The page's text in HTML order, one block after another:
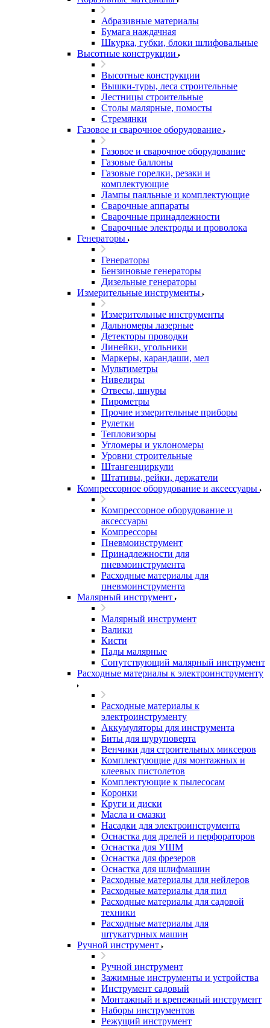
Абразивные материалы
Бумага наждачная
Шкурка, губки, блоки шлифовальные
Высотные конструкции
Высотные конструкции
Вышки-туры, леса строительные
Лестницы строительные
Столы малярные, помосты
Стремянки
Газовое и сварочное оборудование
Газовое и сварочное оборудование
Газовые баллоны
Газовые горелки, резаки и
комплектующие
Лампы паяльные и комплектующие
Сварочные аппараты
Сварочные принадлежности
Сварочные электроды и проволока
Генераторы
Генераторы
Бензиновые генераторы
Дизельные генераторы
Измерительные инструменты
Измерительные инструменты
Дальномеры лазерные
Детекторы проводки
Линейки, угольники
Маркеры, карандаши, мел
Мультиметры
Нивелиры
Отвесы, шнуры
Пирометры
Прочие измерительные приборы
Рулетки
Тепловизоры
Угломеры и уклономеры
Уровни строительные
Штангенциркули
Штативы, рейки, держатели
Компрессорное оборудование и аксессуары
Компрессорное оборудование и
аксессуары
Компрессоры
Пневмоинструмент
Принадлежности для
пневмоинструмента
Расходные материалы для
пневмоинструмента
Малярный инструмент
Малярный инструмент
Валики
Кисти
Пады малярные
Сопутствующий малярный инструмент
Расходные материалы к электроинструменту
Расходные материалы к
электроинструменту
Аккумуляторы для инструмента
Биты для шуруповерта
Венчики для строительных миксеров
Комплектующие для монтажных и
клеевых пистолетов
Комплектующие к пылесосам
Коронки
Круги и диски
Масла и смазки
Насадки для электроинструмента
Оснастка для дрелей и перфораторов
Оснастка для УШМ
Оснастка для фрезеров
Оснастка для шлифмашин
Расходные материалы для нейлеров
Расходные материалы для пил
Расходные материалы для садовой
техники
Расходные материалы для
штукатурных машин
Ручной инструмент
Ручной инструмент
Зажимные инструменты и устройства
Инструмент садовый
Монтажный и крепежный инструмент
Наборы инструментов
Режущий инструмент